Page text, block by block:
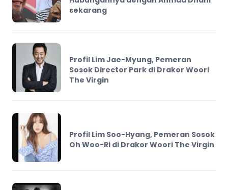
sekarang
Profil Lim Jae-Myung, Pemeran
Sosok Director Park di Drakor Woori
The Virgin
Profil Lim Soo-Hyang, Pemeran Sosok
Oh Woo-Ri di Drakor Woori The Virgin